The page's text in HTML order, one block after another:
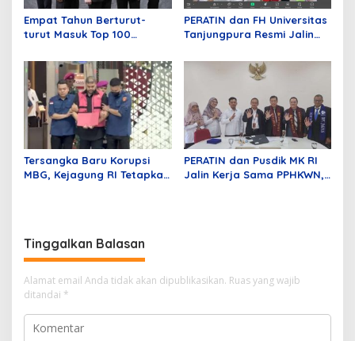
Empat Tahun Berturut-
turut Masuk Top 100
Mustika Raja Law Office
Perkuat Peran sebagai
Mitra Strategis Dunia
Usaha
PERATIN dan FH Universitas
Tanjungpura Resmi Jalin
Memperkuat Ekosistem
Hukum Digital dan
Advokat
Tersangka Baru Korupsi
MBG, Kejagung RI Tetapkan
PERATIN dan Pusdik MK RI
Jalin Kerja Sama PPHKWN,
Tinggalkan Balasan
Alamat email Anda tidak akan dipublikasikan. Ruas yang wajib
ditandai *